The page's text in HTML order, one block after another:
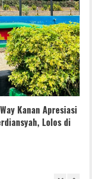
Kanan Apresiasi
Lolos di
Portable +
Portable Clean
+ License Key